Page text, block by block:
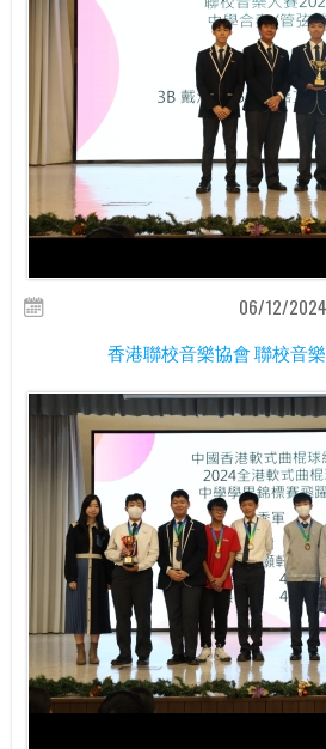
06/12/2024
香港聯校音樂協會 聯校音